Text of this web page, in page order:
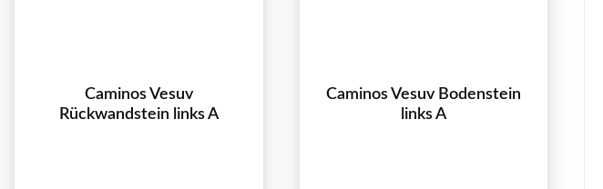
Caminos Vesuv
Rückwandstein links A
Caminos Vesuv Bodenstein
links A